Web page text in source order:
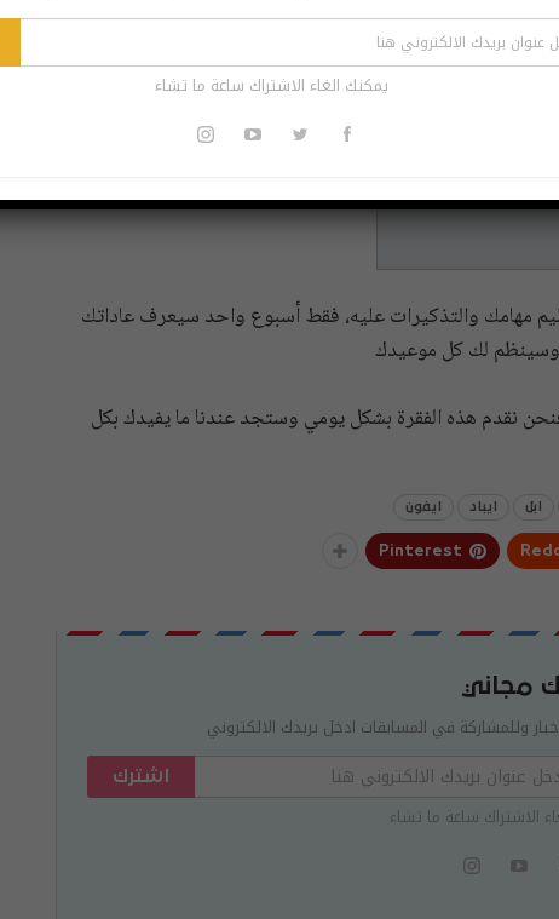
مهامك والتذكيرات عليه، فقط أسبوع واحد سيعرف عاداتك
وسينظم لك كل موعيدك
نقدم هذه الفقرة بشكل يومي وستجد عندنا ما يفيدك بكل
ابل ايباد ايفون
Pinterest
مجاني
وللمشاركة في المسابقات ادخل بريدك الالكتروني
اشترك
الاشتراك ساعة ما تشاء
يمكنك الغاء الاشتراك ساعة ما تشاء